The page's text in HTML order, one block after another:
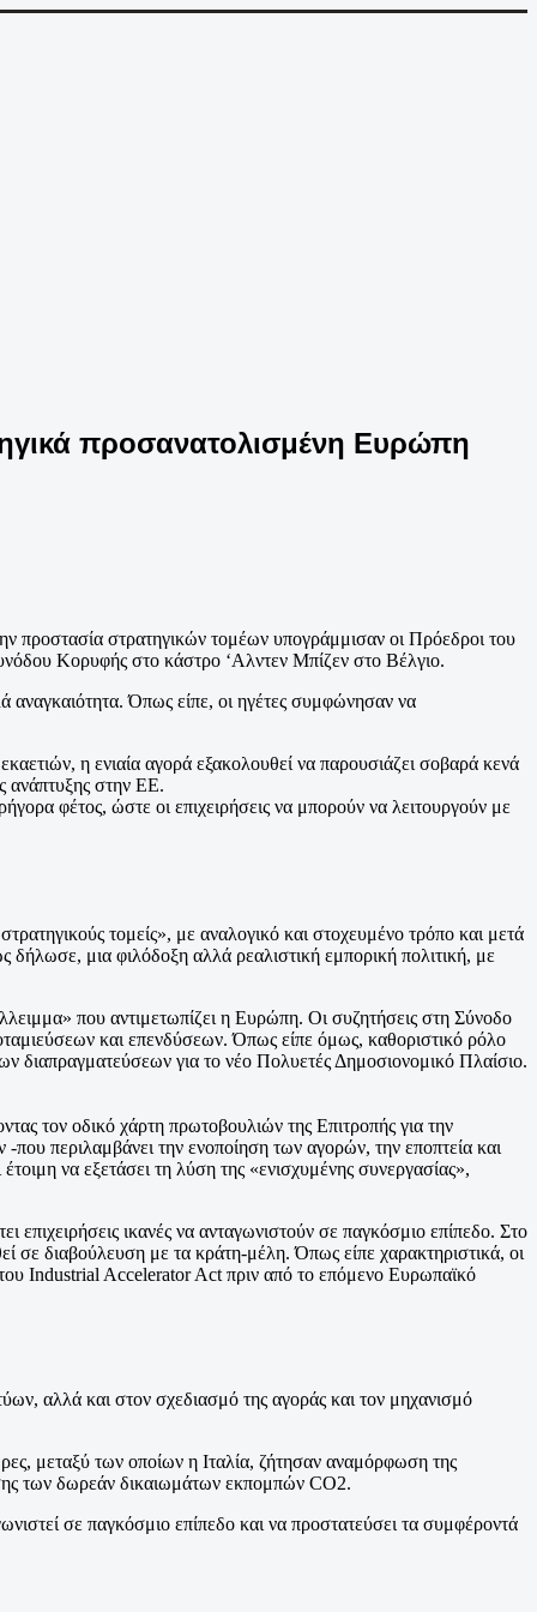
προσανατολισμένη Ευρώπη
προστασία στρατηγικών τομέων υπογράμμισαν οι Πρόεδροι του
Κορυφής στο κάστρο ‘Αλντεν Μπίζεν στο Βέλγιο.
αναγκαιότητα. Όπως είπε, οι ηγέτες συμφώνησαν να
η ενιαία αγορά εξακολουθεί να παρουσιάζει σοβαρά κενά
ανάπτυξης στην ΕΕ.
φέτος, ώστε οι επιχειρήσεις να μπορούν να λειτουργούν με
τομείς», με αναλογικό και στοχευμένο τρόπο και μετά
μια φιλόδοξη αλλά ρεαλιστική εμπορική πολιτική, με
που αντιμετωπίζει η Ευρώπη. Οι συζητήσεις στη Σύνοδο
και επενδύσεων. Όπως είπε όμως, καθοριστικό ρόλο
διαπραγματεύσεων για το νέο Πολυετές Δημοσιονομικό Πλαίσιο.
τον οδικό χάρτη πρωτοβουλιών της Επιτροπής για την
περιλαμβάνει την ενοποίηση των αγορών, την εποπτεία και
να εξετάσει τη λύση της «ενισχυμένης συνεργασίας»,
ικανές να ανταγωνιστούν σε παγκόσμιο επίπεδο. Στο
σε διαβούλευση με τα κράτη-μέλη. Όπως είπε χαρακτηριστικά, οι
Industrial Accelerator Act πριν από το επόμενο Ευρωπαϊκό
αλλά και στον σχεδιασμό της αγοράς και τον μηχανισμό
μεταξύ των οποίων η Ιταλία, ζήτησαν αναμόρφωση της
των δωρεάν δικαιωμάτων εκπομπών CO2.
σε παγκόσμιο επίπεδο και να προστατεύσει τα συμφέροντά